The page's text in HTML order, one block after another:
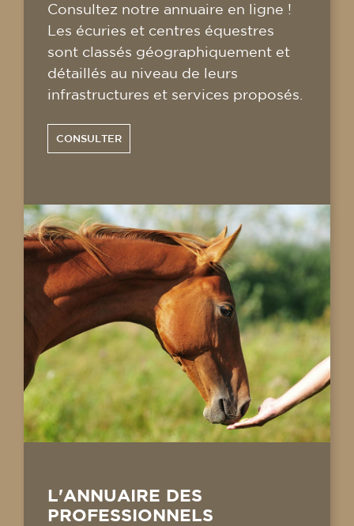
Consultez notre annuaire en ligne !
Les écuries et centres équestres
sont classés géographiquement et
détaillés au niveau de leurs
infrastructures et services proposés.
CONSULTER
L'ANNUAIRE DES
PROFESSIONNELS